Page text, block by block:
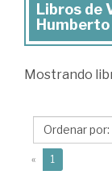
Libros
de
Vega
Orlando
de
Libros de
Humberto
Mostrando
« 1